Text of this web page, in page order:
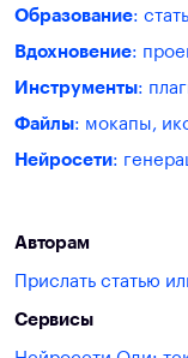
Образование:
Вдохновение:
Инструменты:
Файлы: мокапы,
Нейросети:
Авторам
Прислать статью
Сервисы